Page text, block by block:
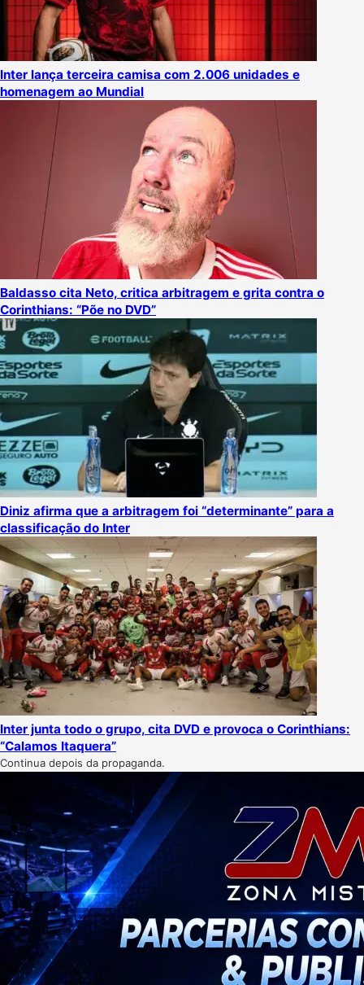
Inter lança terceira camisa com 2.006 unidades e
homenagem ao Mundial
Baldasso cita Neto, critica arbitragem e grita contra o
Corinthians: “Põe no DVD”
Diniz afirma que a arbitragem foi “determinante” para a
classificação do Inter
Inter junta todo o grupo, cita DVD e provoca o Corinthians:
“Calamos Itaquera”
Continua depois da propaganda.